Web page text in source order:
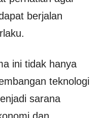
berjalan
ini tidak hanya
teknologi
sarana